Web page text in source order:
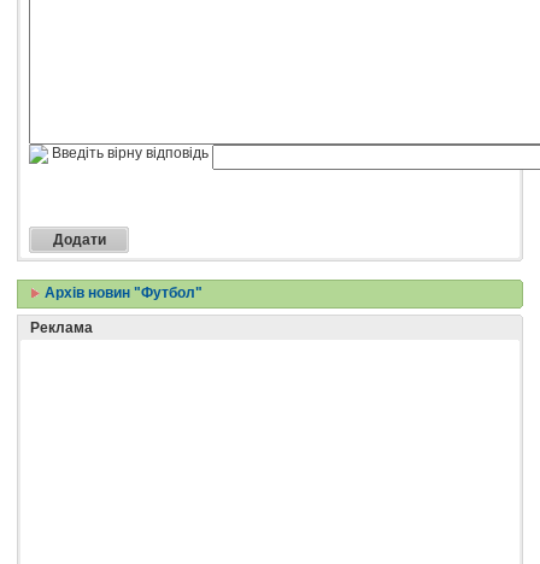
Введіть вірну відповідь
Архів новин "Футбол"
Реклама